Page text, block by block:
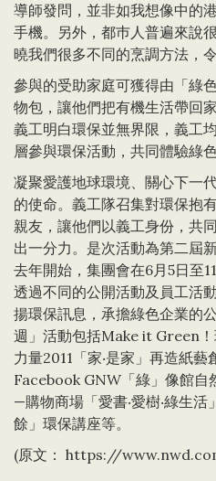
導師發問，並非如我想像中的
手機。另外，都巿人普遍來說
曉我們很多不同的烹調方法，
參與的受助家庭可獲得由「綠
物包，讓他們把有機生活帶回
義工明白環保並無界限，義工
層參與環保活動，共同體驗綠
凝聚愛護地球環境、關心下一
的使命。義工隊召集對環保抱
親友，讓他們以義工身份，共
出一分力。是次活動為第二屆
去年開始，集團會在6月5日至
透過不同的公開活動及員工活
揚環保訊息，承擔綠色企業的
週」活動包括Make it Green！
力量2011「家‧是家」再造紙
Facebook GNW「綠」像館自
—購物商場「愛書‧愛樹‧綠生
餘」環保講座等。
(原文： https://